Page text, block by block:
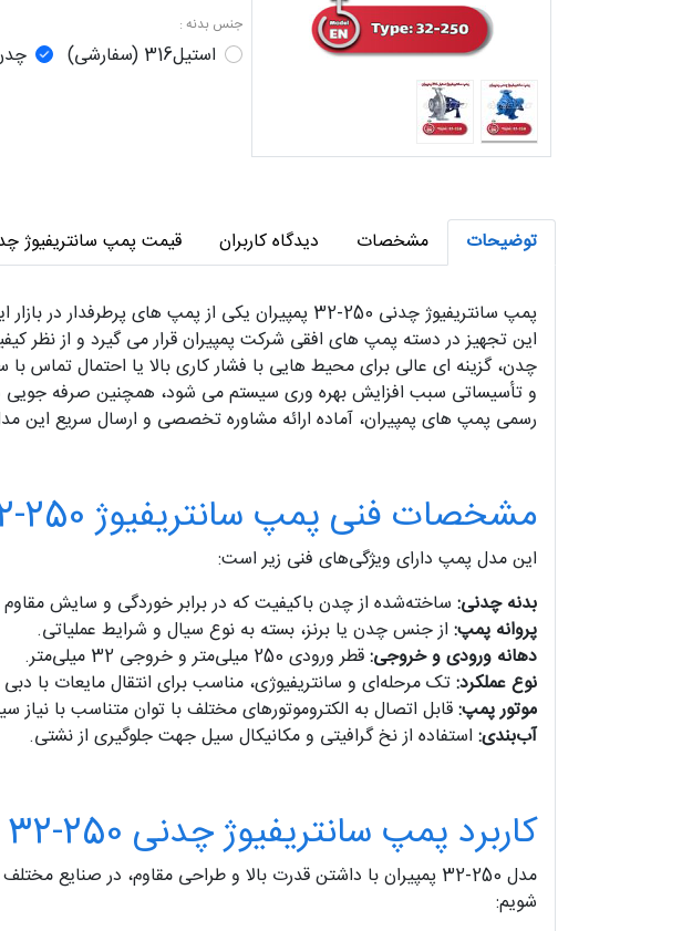
جنس بدنه :
استیل316 (سفارشی)
توضیحات مشخصات دیدگاه کاربران قیمت پمپ سانتریفیوژ چدنی 250 - 32
پمپ سانتریفیوژ چدنی 250-32 پمپیران یکی از پمپ
چدن، گزینه‌ ای عالی برای محیط‌ هایی با فشار کاری بالا یا احتمال تماس
و تأسیساتی سبب افزایش بهره‌ وری سیستم می شود، همچنین صرفه‌ جویی
رسمی پمپ‌ های پمپیران، آماده ارائه مشاوره تخصصی و ارسال سریع این
مشخصات فنی پمپ سانتریفیوژ 250-32 پمپیران
این مدل پمپ دارای ویژگی‌های فنی زیر است:
بدنه چدنی: ساخته‌شده از چدن باکیفیت که در برابر خوردگی و سایش
پروانه پمپ: از جنس چدن یا برنز، بسته به نوع سیال و شرایط عملیاتی.
دهانه ورودی و خروجی:قطر ورودی 250 میلی‌متر و خروجی 32 میلی‌متر.
نوع عملکرد:تک مرحله‌ای و سانتریفیوژی، مناسب برای انتقال مایعات با
موتور پمپ:قابل اتصال به الکتروموتورهای مختلف با توان متناسب با نیاز
آب‌بندی: استفاده از نخ گرافیتی و مکانیکال سیل جهت جلوگیری از نشتی.
کاربرد پمپ سانتریفیوژ چدنی 250-32
مدل 250-32 پمپیران با داشتن قدرت بالا و طراحی مقاوم، در صنایع مختلف نقش کلیدی ایفا می‌ کند. در ادامه با مهم‌ ترین کاربردهای
شویم: